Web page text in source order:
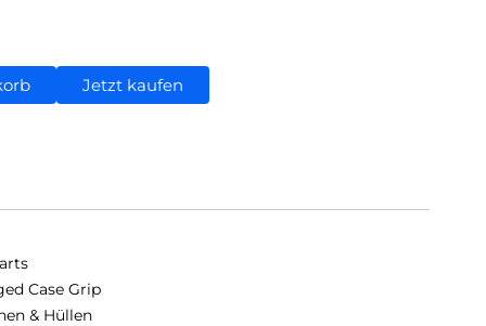
Jetzt kaufen
Case Grip
& Hüllen